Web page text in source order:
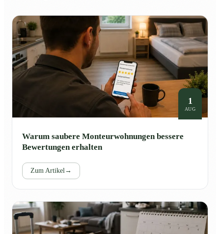
1
AUG
Warum saubere Monteurwohnungen bessere
Bewertungen erhalten
Zum Artikel→